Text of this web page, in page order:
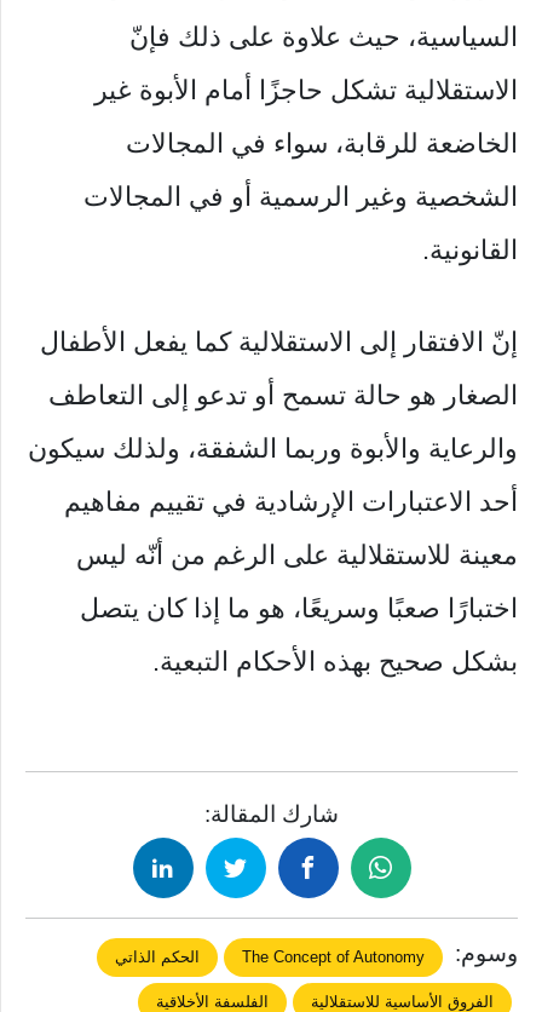
السياسية، حيث علاوة على ذلك فإنّ
الاستقلالية تشكل حاجزًا أمام الأبوة غير
الخاضعة للرقابة، سواء في المجالات
الشخصية وغير الرسمية أو في المجالات
القانونية.
إنّ الافتقار إلى الاستقلالية كما يفعل الأطفال
الصغار هو حالة تسمح أو تدعو إلى التعاطف
والرعاية والأبوة وربما الشفقة، ولذلك سيكون
أحد الاعتبارات الإرشادية في تقييم مفاهيم
معينة للاستقلالية على الرغم من أنّه ليس
اختبارًا صعبًا وسريعًا، هو ما إذا كان يتصل
بشكل صحيح بهذه الأحكام التبعية.
شارك المقالة:
وسوم: The Concept of Autonomy الحكم الذاتي
الفروق الأساسية للاستقلالية الفلسفة الأخلاقية